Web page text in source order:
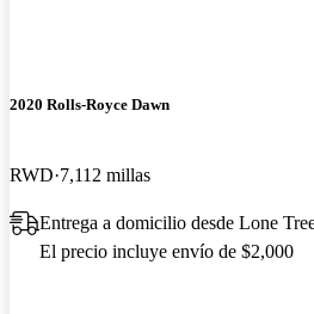
2020 Rolls-Royce Dawn
RWD 7,112 millas
Entrega a domicilio desde Lone
El precio incluye envío de $2,000